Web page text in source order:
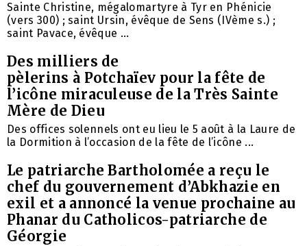
Sainte Christine, mégalomartyre à Tyr en Phénicie
(vers 300) ; saint Ursin, évêque de Sens (IVème s.) ;
saint Pavace, évêque ...
Des milliers de
pèlerins à Potchaïev pour la fête de
l’icône miraculeuse de la Très Sainte
Mère de Dieu
Des offices solennels ont eu lieu le 5 août à la Laure de
la Dormition à l’occasion de la fête de l’icône ...
Le patriarche Bartholomée a reçu le
chef du gouvernement d’Abkhazie en
exil et a annoncé la venue prochaine au
Phanar du Catholicos-patriarche de
Géorgie